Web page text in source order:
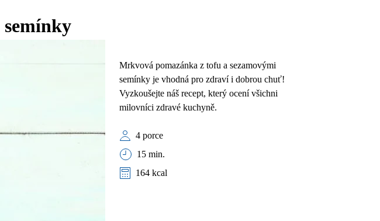
Mrkvová pomazánka z tofu a sezamovými
semínky je vhodná pro zdraví i dobrou chuť!
Vyzkoušejte náš recept, který ocení všichni
milovníci zdravé kuchyně.
4 porce
15 min.
164 kcal